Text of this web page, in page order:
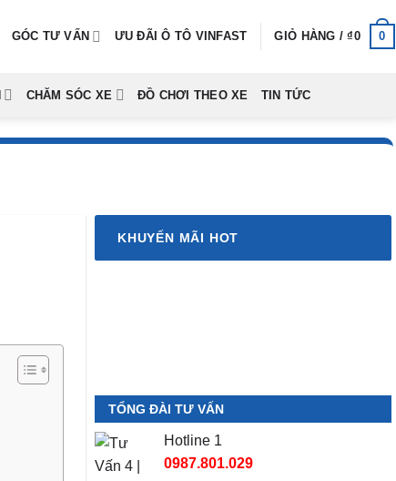
GÓC TƯ VẤN ƯU ĐÃI Ô TÔ VINFAST GIỎ HÀNG /₫0 0
CHĂM SÓC XE ĐỒ CHƠI THEO XE TIN TỨC
KHUYẾN MÃI HOT
TỔNG ĐÀI TƯ VẤN
Hotline 1
0987.801.029